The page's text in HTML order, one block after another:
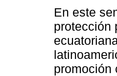
En este
protección
promoción